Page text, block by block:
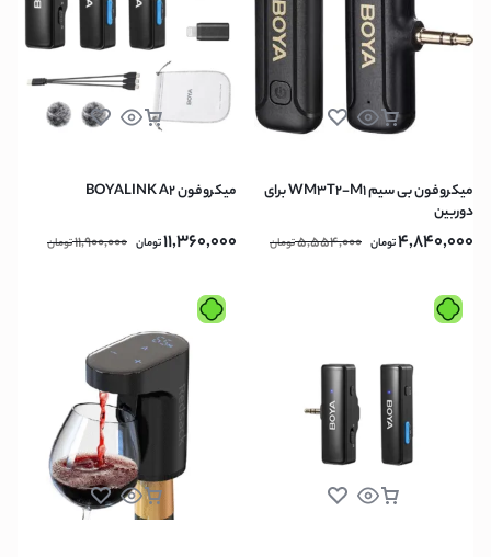
میکروفون بی سیم WM3T2-M1 برای
دوربین
4,840,000تومان 5,554,000تومان
میکروفون BOYALINK A2
11,360,000تومان 11,900,000تومان